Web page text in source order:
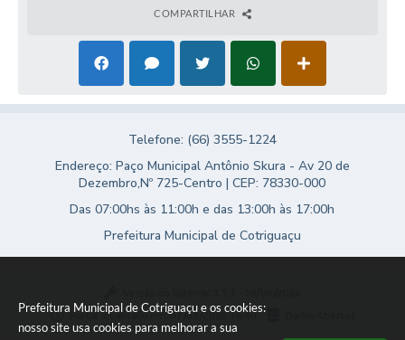
Prefeitura Municipal de Cotriguaçu e os cookies:
nosso site usa cookies para melhorar a sua
COMPARTILHAR
Telefone: (66) 3555-1224
Endereço: Paço Municipal Antônio Skura - Av 20 de
Dezembro,Nº 725-Centro | CEP: 78330-000
Das 07:00hs às 11:00h e das 13:00h às 17:00h
Prefeitura Municipal de Cotriguaçu
Portal atualizado em:07/08/2026 16:40